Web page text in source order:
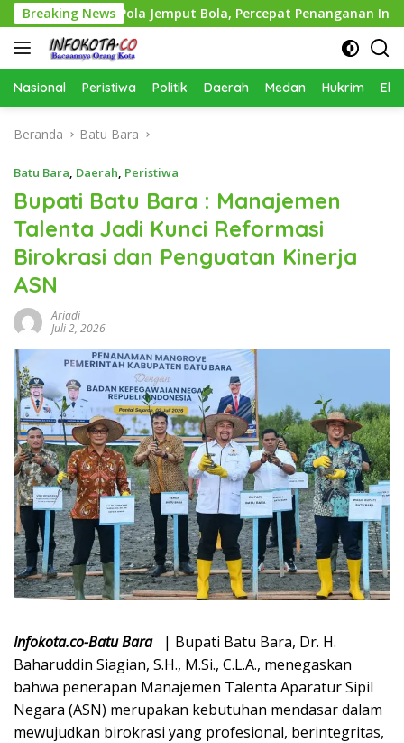
Langsung
ke
konten
Breaking News
Pola Jemput Bola, Percepat Penanganan
Nasional Peristiwa Politik Daerah Medan Hukrim
Beranda Batu Bara
Batu Bara, Daerah, Peristiwa
Bupati Batu Bara : Manajemen
Talenta Jadi Kunci Reformasi
Birokrasi dan Penguatan Kinerja
ASN
Ariadi
Juli 2, 2026
Infokota.co-Batu Bara
| Bupati Batu Bara, Dr. H.
Baharuddin Siagian, S.H., M.Si., C.L.A., menegaskan
bahwa penerapan Manajemen Talenta Aparatur Sipil
Negara (ASN) merupakan kebutuhan mendasar dalam
mewujudkan birokrasi yang profesional, berintegritas,